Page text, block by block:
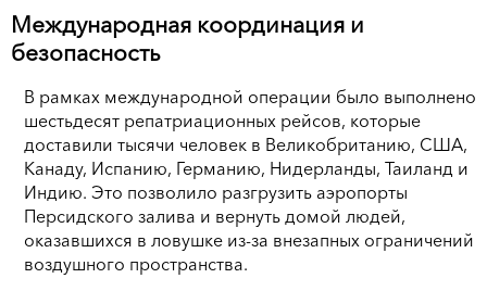
Международная координация и
безопасность
В рамках международной операции было выполнено
шестьдесят репатриационных рейсов, которые
доставили тысячи человек в Великобританию, США,
Канаду, Испанию, Германию, Нидерланды, Таиланд и
Индию. Это позволило разгрузить аэропорты
Персидского залива и вернуть домой людей,
оказавшихся в ловушке из‑за внезапных ограничений
воздушного пространства.